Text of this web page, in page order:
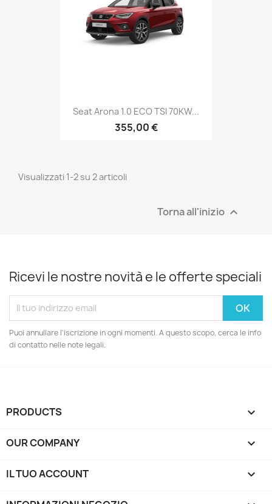
Seat Arona 1.0 ECO TSI 70KW...
355,00 €
Visualizzati 1-2 su 2 articoli
Torna all'inizio 
Ricevi le nostre novità e le offerte speciali
Puoi annullare l'iscrizione in ogni momenti. A questo scopo, cerca le info
di contatto nelle note legali.
PRODUCTS 
OUR COMPANY 
IL TUO ACCOUNT 